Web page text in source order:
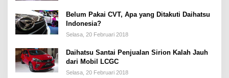
Belum Pakai CVT, Apa yang Ditakuti Daihatsu
Indonesia?
Selasa, 20 Februari 2018
Daihatsu Santai Penjualan Sirion Kalah Jauh
dari Mobil LCGC
Selasa, 20 Februari 2018